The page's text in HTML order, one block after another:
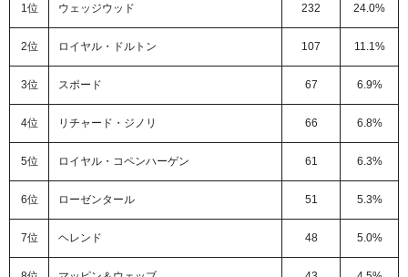
1位 ウェッジウッド 232 24.0%
2位 ロイヤル・ドルトン 107 11.1%
3位 スポード 67 6.9%
4位 リチャード・ジノリ 66 6.8%
5位 ロイヤル・コペンハーゲン 61 6.3%
6位 ローゼンタール 51 5.3%
7位 ヘレンド 48 5.0%